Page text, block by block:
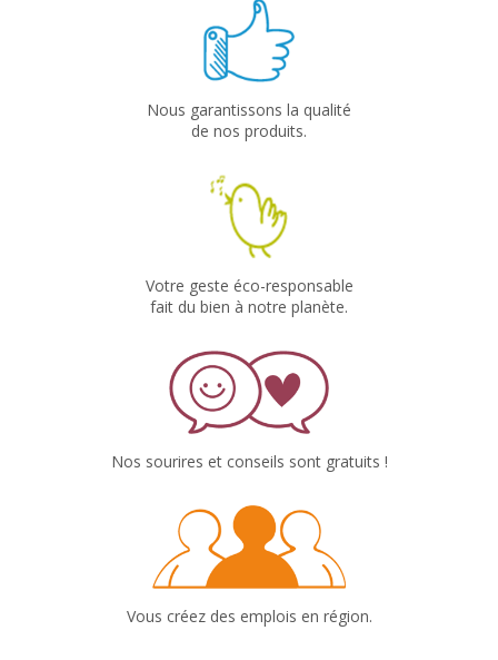
Nous garantissons la qualité
de nos produits.
Votre geste éco-responsable
fait du bien à notre planète.
Nos sourires et conseils sont gratuits !
Vous créez des emplois en région.